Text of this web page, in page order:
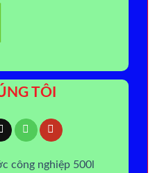
TÔI
công nghiệp 500l